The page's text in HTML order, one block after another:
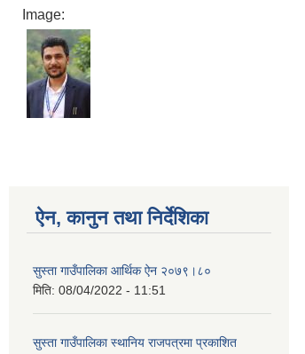
Image:
ऐन, कानुन तथा निर्देशिका
सुस्ता गाउँपालिका आर्थिक ऐन २०७९।८०
मिति: 08/04/2022 - 11:51
सुस्ता गाउँपालिका स्थानिय राजपत्रमा प्रकाशित